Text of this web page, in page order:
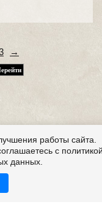
→
работы сайта.
с
данных.